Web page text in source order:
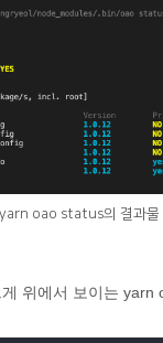
yarn oao status의 결과물
위에서 보이는 yarn